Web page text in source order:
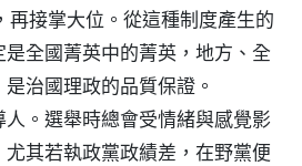
再接掌大位。從這種制度產生的
全國菁英中的菁英，地方、全
治國理政的品質保證。
。選舉時總會受情緒與感覺影
其若執政黨政績差，在野黨便